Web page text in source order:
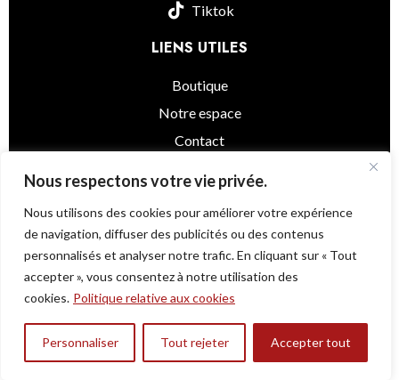
Nous respectons votre vie privée.
Nous utilisons des cookies pour améliorer votre expérience
de navigation, diffuser des publicités ou des contenus
personnalisés et analyser notre trafic. En cliquant sur « Tout
accepter », vous consentez à notre utilisation des
cookies. Politique relative aux cookies
Personnaliser Tout rejeter Accepter tout
Tiktok
LIENS UTILES
Boutique
Notre espace
Contact
Little Asia© 2025 - Powered by@as.agency
Rambutan -Litchi Chevelu-
(1pc) ⚠️⚠️⚠️
4,000 TND
Rupture
de
stock
0
Une question ?